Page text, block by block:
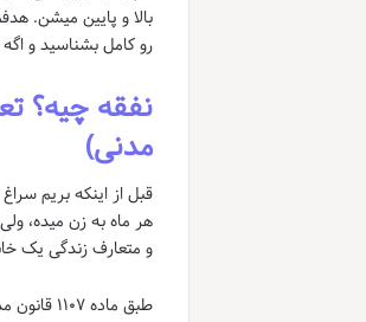
بالا و پایین میشن.
رو کامل بشناسید و اگه
مدنی)
قبل از اینکه بریم
هر ماه به زن میده،
و متعارف زندگی یک
طبق ماده ۱۱۰۷ قانون مدنی ما، نفقه زوجه شامل این موارد میشه: